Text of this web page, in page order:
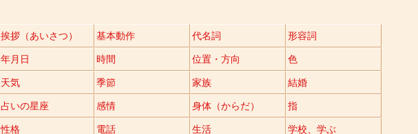
挨拶（あいさつ） 基本動作 代名詞 形容詞
年月日 時間 位置・方向 色
天気 季節 家族 結婚
占いの星座 感情 身体（からだ） 指
性格 電話 生活 学校、学ぶ